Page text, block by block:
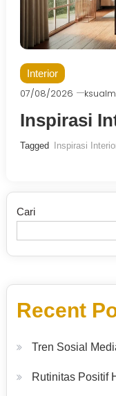
Interior
07/08/2026
Inspirasi
Tagged Inspirasi
Cari
Recent
Tren Sosial
Rutinitas Positif